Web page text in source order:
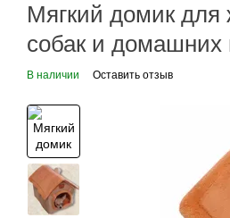
Мягкий домик для
собак и домашних
В наличии Оставить отзыв